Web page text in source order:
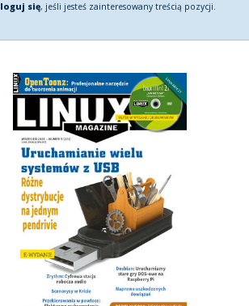
się, jeśli jesteś zainteresowany treścią pozycji.